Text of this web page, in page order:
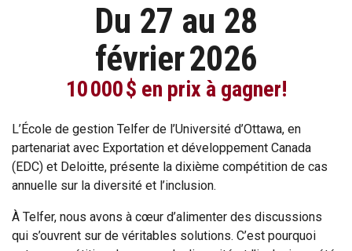
Du 27 au 28
février 2026
10 000 $ en prix à gagner!
L’École de gestion Telfer de l’Université d’Ottawa, en
partenariat avec Exportation et développement Canada
(EDC) et Deloitte, présente la dixième compétition de cas
annuelle sur la diversité et l’inclusion.
À Telfer, nous avons à cœur d’alimenter des discussions
qui s’ouvrent sur de véritables solutions. C’est pourquoi